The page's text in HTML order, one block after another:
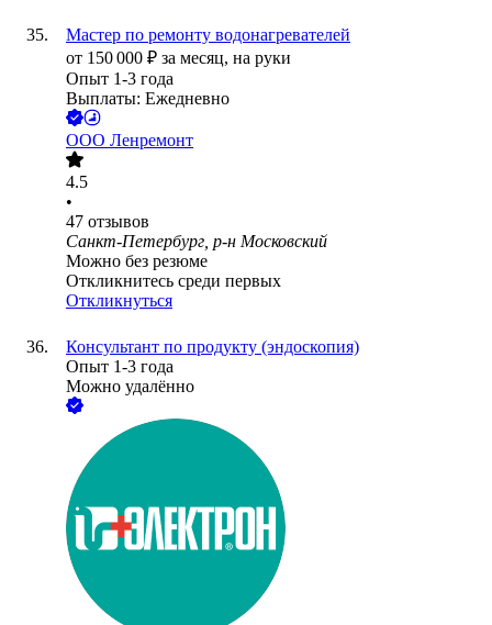
Мастер по ремонту водонагревателей
от 150 000 ₽ за месяц, на руки
Опыт 1-3 года
Выплаты: Ежедневно
ООО Ленремонт
4.5
•
47 отзывов
Санкт-Петербург, р-н Московский
Можно без резюме
Откликнитесь среди первых
Откликнуться
Консультант по продукту (эндоскопия)
Опыт 1-3 года
Можно удалённо